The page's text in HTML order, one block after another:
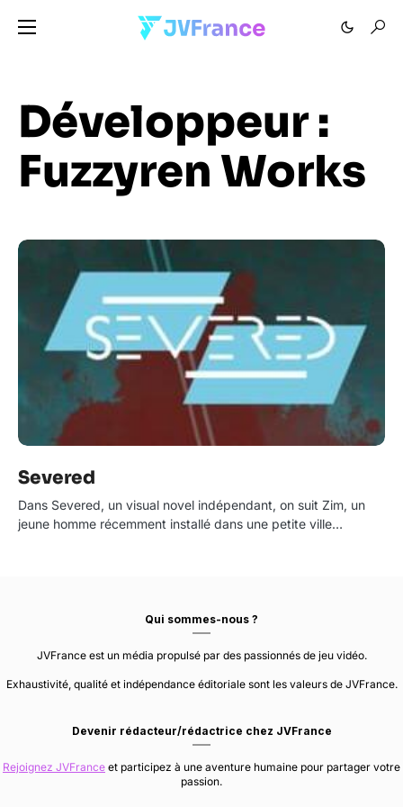
Développeur :
Fuzzyren Works
Severed
Dans Severed, un visual novel indépendant, on suit Zim, un
jeune homme récemment installé dans une petite ville…
Qui sommes-nous ?
JVFrance est un média propulsé par des passionnés de jeu vidéo.
Exhaustivité, qualité et indépendance éditoriale sont les valeurs de JVFrance.
Devenir rédacteur/rédactrice chez JVFrance
Rejoignez JVFrance et participez à une aventure humaine pour partager votre
passion.